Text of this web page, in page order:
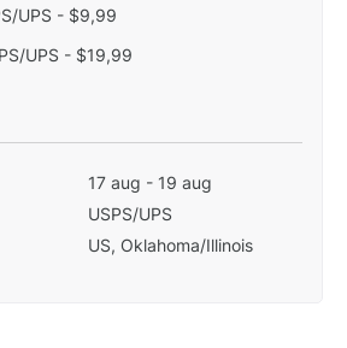
UPS - $9,99
UPS - $19,99
17 aug - 19 aug
USPS/UPS
US, Oklahoma/Illinois